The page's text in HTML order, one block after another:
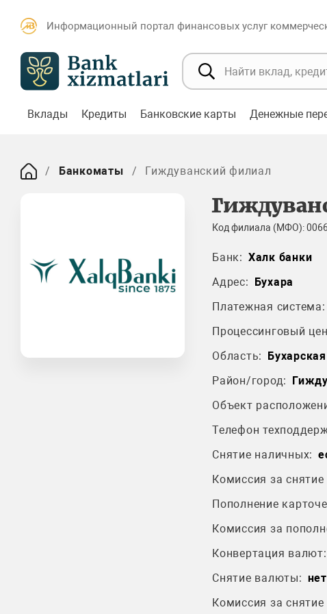
Информационный портал финансовых услуг
Вклады Кредиты Банковские карты Денежные
Банкоматы Гиждуванский филиал
Код филиала (МФО):
Банк: Халк банки
Адрес: Бухара
Платежная система:
Процессинговый
Область:
Район/город:
Объект
Телефон
Снятие наличных:
Комиссия за
Пополнение
Комиссия за
Конвертация валют:
Снятие валюты: нет
Комиссия за